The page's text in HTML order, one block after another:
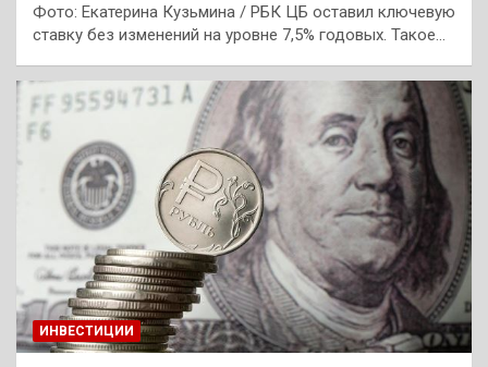
Фото: Екатерина Кузьмина / РБК ЦБ оставил ключевую
ставку без изменений на уровне 7,5% годовых. Такое…
ИНВЕСТИЦИИ